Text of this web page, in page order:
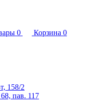
0 Корзина 0
158/2
пав. 117